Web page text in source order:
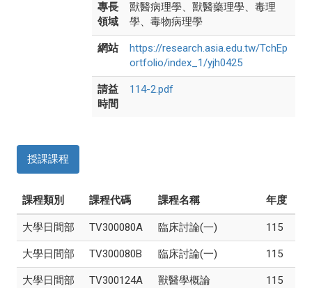
專長
領域
獸醫病理學、獸醫藥理學、毒理
學、毒物病理學
網站
https://research.asia.edu.tw/TchEp
ortfolio/index_1/yjh0425
請益
時間
114-2.pdf
授課課程
課程類別 課程代碼 課程名稱 年度
大學日間部 TV300080A 臨床討論(一) 115
大學日間部 TV300080B 臨床討論(一) 115
大學日間部 TV300124A 獸醫學概論 115